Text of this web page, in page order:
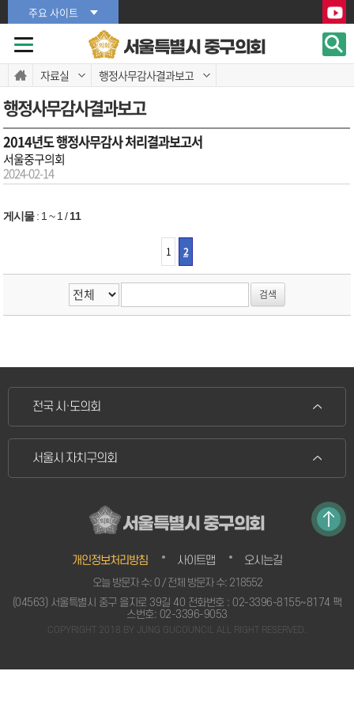
본문바로가기
본문바로가기
주요 사이트
서울특별시 중구의회
자료실 행정사무감사결과보고
행정사무감사결과보고
2014년도 행정사무감사 처리결과보고서
서울중구의회
2024-02-14
게시물: 1 ~ 1 / 11
1 2
전국 시·도의회
서울시 자치구의회
서울특별시 중구의회
개인정보처리방침 사이트맵 오시는길
오늘 방문자 수: 0 / 전체 방문자 수: 218552
(04563) 서울특별시 중구 을지로 39길 40 전화번호 : 02-3396-8155~8174 팩
스번호: 02-3396-9053
COPYRIGHT 2018 BY JUNG GUCOUNCIL ALL RIGHT RESERVED.